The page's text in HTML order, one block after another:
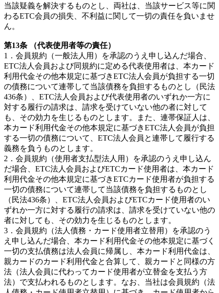
当該疑義を解決するものとし、両社は、当該サービス等に関
わるETC会員の損失、不利益に関して一切の責任を負いませ
ん。
第13条 （代表使用者等の責任）
1．会員規約（一般法人用）を承認のうえ申し込んだ場合、
ETC法人会員および同規約に定める代表使用者は、本カード
利用代金その他本規定に基づきETC法人会員が負担する一切
の債務について連帯して当該債務を負担するものとし（民法
436条）、ETC法人会員および代表使用者のいずれか一方に
対する履行の請求は、請求を受けていない他の者に対して
も、その効力を生じるものとします。また、連帯保証人は、
本カード利用代金その他本規定に基づきETC法人会員が負担
する一切の債務について、ETC法人会員と連帯して履行する
義務を負うものとします。
2．会員規約（使用者支払型法人用）を承認のうえ申し込ん
だ場合、ETC法人会員およびETCカード使用者は、本カード
利用代金その他本規定に基づきETCカード使用者が負担する
一切の債務について連帯して当該債務を負担するものとし
（民法436条）、ETC法人会員およびETCカード使用者のい
ずれか一方に対する履行の請求は、請求を受けていない他の
者に対しても、その効力を生じるものとします。
3．会員規約（法人債務・カード使用者立替用）を承認のう
え申し込んだ場合、本カード利用代金その他本規定に基づく
一切の支払債務は法人会員に帰属し、本カード利用代金は、
親カードのカード利用代金と合算して、親カードと同様の方
法（法人会員に代わってカード使用者が立替金を支払う方
法）で支払われるものとします。なお、当社は会員規約（法